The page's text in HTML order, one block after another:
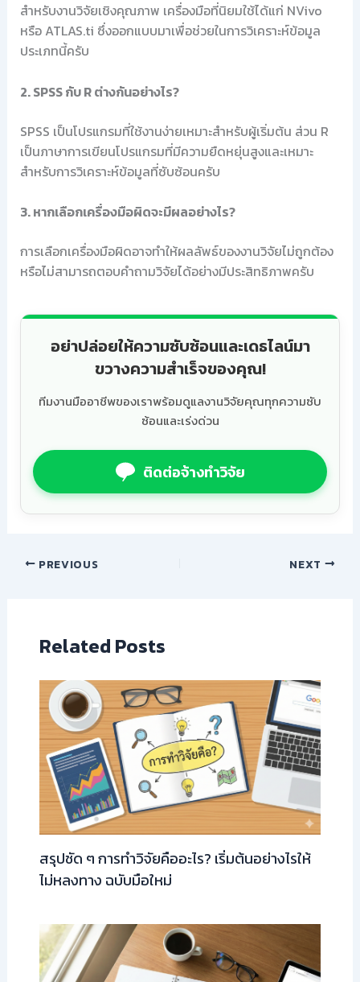
สำหรับงานวิจัยเชิงคุณภาพ เครื่องมือที่นิยมใช้ได้แก่ NVivo
หรือ ATLAS.ti ซึ่งออกแบบมาเพื่อช่วยในการวิเคราะห์ข้อมูล
ประเภทนี้ครับ
2. SPSS กับ R ต่างกันอย่างไร?
SPSS เป็นโปรแกรมที่ใช้งานง่ายเหมาะสำหรับผู้เริ่มต้น ส่วน R
เป็นภาษาการเขียนโปรแกรมที่มีความยืดหยุ่นสูงและเหมาะ
สำหรับการวิเคราะห์ข้อมูลที่ซับซ้อนครับ
3. หากเลือกเครื่องมือผิดจะมีผลอย่างไร?
การเลือกเครื่องมือผิดอาจทำให้ผลลัพธ์ของงานวิจัยไม่ถูกต้อง
หรือไม่สามารถตอบคำถามวิจัยได้อย่างมีประสิทธิภาพครับ
อย่าปล่อยให้ความซับซ้อนและเดธไลน์มา
ขวางความสำเร็จของคุณ!
ทีมงานมืออาชีพของเราพร้อมดูแลงานวิจัยคุณทุกความซับ
ซ้อนและเร่งด่วน
ติดต่อจ้างทำวิจัย
PREVIOUS NEXT
Related Posts
สรุปชัด ๆ การทำวิจัยคืออะไร? เริ่มต้นอย่างไรให้
ไม่หลงทาง ฉบับมือใหม่